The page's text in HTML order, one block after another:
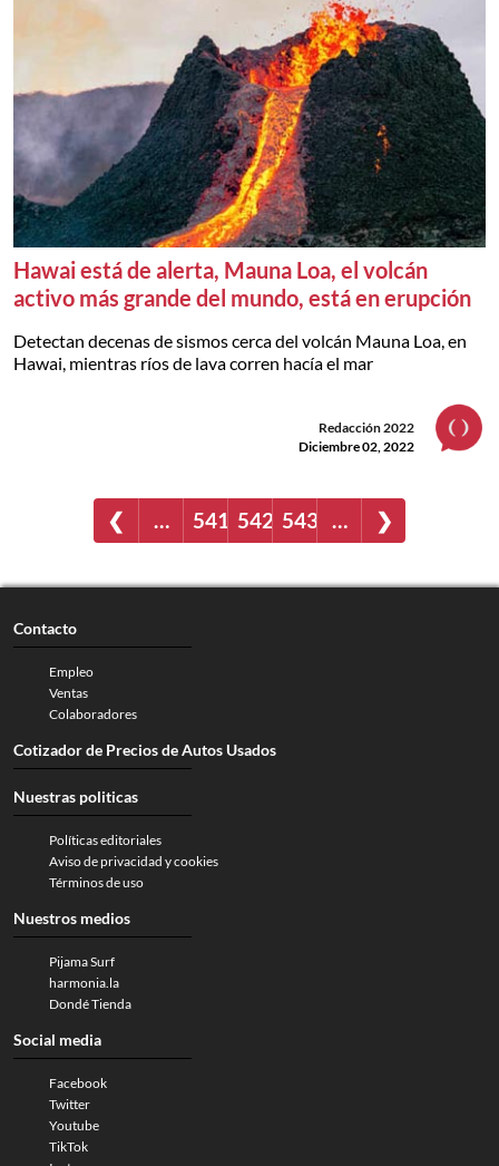
Hawai está de alerta, Mauna Loa, el volcán
activo más grande del mundo, está en erupción
Detectan decenas de sismos cerca del volcán Mauna Loa, en
Hawai, mientras ríos de lava corren hacía el mar
Redacción 2022
Diciembre 02, 2022
❮ … 541 542 543 … ❯
Contacto
Empleo
Ventas
Colaboradores
Cotizador de Precios de Autos Usados
Nuestras politicas
Políticas editoriales
Aviso de privacidad y cookies
Términos de uso
Nuestros medios
Pijama Surf
harmonia.la
Dondé Tienda
Social media
Facebook
Twitter
Youtube
TikTok